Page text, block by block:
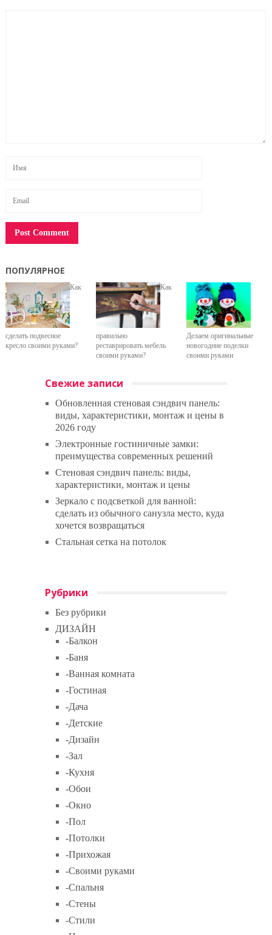
ПОПУЛЯРНОЕ
Как
сделать подвесное
кресло своими руками?
Как
правильно
реставрировать мебель
своими руками?
Делаем оригинальные
новогодние поделки
своими руками
Свежие записи
Обновленная стеновая сэндвич панель:
виды, характеристики, монтаж и цены в
2026 году
Электронные гостиничные замки:
преимущества современных решений
Стеновая сэндвич панель: виды,
характеристики, монтаж и цены
Зеркало с подсветкой для ванной:
сделать из обычного санузла место, куда
хочется возвращаться
Стальная сетка на потолок
Рубрики
Без рубрики
ДИЗАЙН
-Балкон
-Баня
-Ванная комната
-Гостиная
-Дача
-Детские
-Дизайн
-Зал
-Кухня
-Обои
-Окно
-Пол
-Потолки
-Прихожая
-Своими руками
-Спальня
-Стены
-Стили